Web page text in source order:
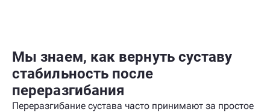
Мы знаем, как вернуть суставу
стабильность после
переразгибания
Переразгибание сустава часто принимают за простое